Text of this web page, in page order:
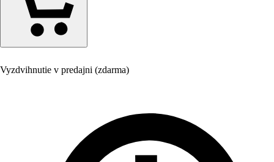
Vyzdvihnutie v predajni (zdarma)